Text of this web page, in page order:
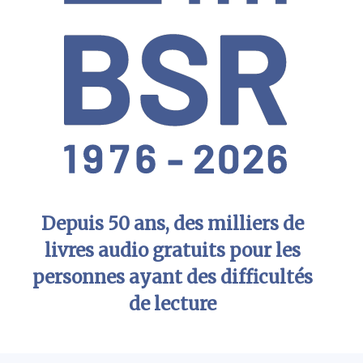
Depuis 50 ans, des milliers de
livres audio gratuits pour les
personnes ayant des difficultés
de lecture